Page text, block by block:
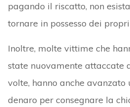
pagando il riscatto, non
tornare in possesso dei
Inoltre, molte vittime che
state nuovamente attaccate
volte, hanno anche
denaro per consegnare la